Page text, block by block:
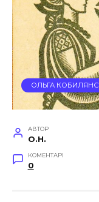
ОЛЬГА
АВТОР
O.H.
КОМЕНТАРІ
0